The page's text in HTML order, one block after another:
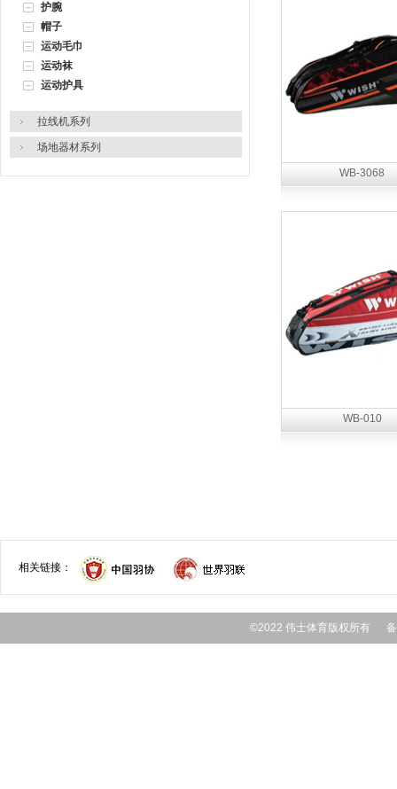
护腕
帽子
运动毛巾
运动袜
运动护具
拉线机系列
场地器材系列
WB-3068
WB-010
相关链接：
©2022 伟士体育版权所有 备